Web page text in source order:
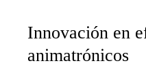
Innovación en
animatrónicos